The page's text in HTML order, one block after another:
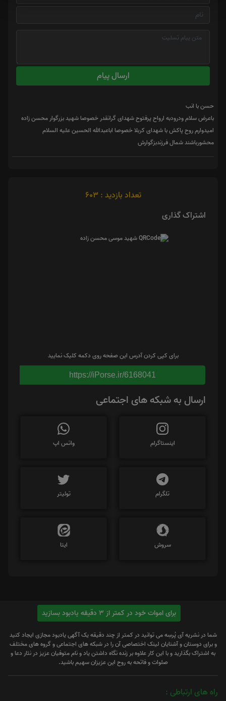
ارسال پیام
حسن با انب
باعرض سلام ودرودبه ارواح پرفتوح شهدای گرانقدر خصوصا شهید بزرگوار محسن زاده
امیدوارم روح پاکش با شهدای کربلا خصوصا اباعبدالله الحسین علیه السلام
محشورباشند شمال فرزندبزگوارش
تعداد بازدید : 603
اشتراک گذاری
برای کپی کردن آدرس این صفحه روی دکمه کلیک نمایید
https://iPorse.ir/6168041
ارسال به شبکه های اجتماعی
اینستاگرام واتس اپ
تلگرام توئیتر
سروش ایتا
برای اموات خود در کمتر از 3 دقیقه یادبود بسازید
شما در نشریه آی پُرسِه می توانید در کمتر از چند دقیقه یک آگهی یادبود مجازی ایجاد کنید
و برای دوستان و آشنایان لینک اختصاصی آن را در شبکه های اجتماعی و گروه های مختلف
به اشتراک بگذارید و با این کار علاوه بر زنده نگاه داشتن یاد و نام متوفیان عزیز در نثار دعا و
صلوات و فاتحه به روح این عزیزان سهیم باشید.
راه های ارتباطی :